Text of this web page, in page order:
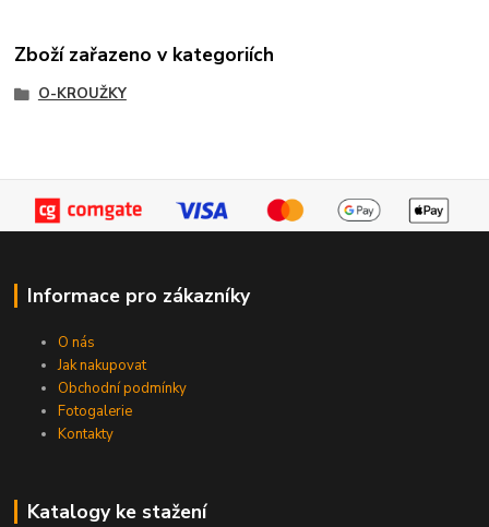
Zboží zařazeno v kategoriích
O-KROUŽKY
Informace pro zákazníky
O nás
Jak nakupovat
Obchodní podmínky
Fotogalerie
Kontakty
Katalogy ke stažení